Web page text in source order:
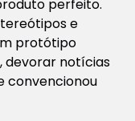
perfeito.
e
protótipo
devorar notícias
convencionou